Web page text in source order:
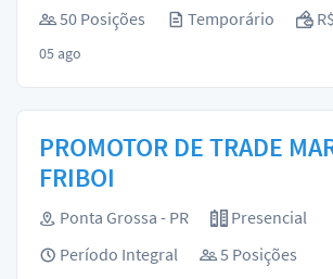
50 Posições
Temporário
05 ago
PROMOTOR DE TRADE
FRIBOI
Ponta Grossa - PR
Presencial
Período Integral
5 Posições